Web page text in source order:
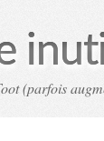
(parfois